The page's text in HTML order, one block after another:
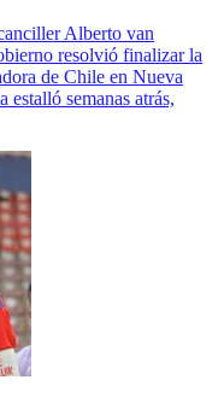
Alberto van
resolvió finalizar la
de Chile en Nueva
estalló semanas atrás,